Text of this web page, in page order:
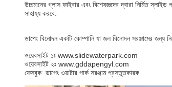
উচ্চমানের গ্লাস ফাইবার এবং বিশেষজ্ঞদের দ্বারা নির্মিত
সাহায্য করবে.
ডাপেং বিনোদন একটি কোম্পানি যা জল বিনোদন সরঞ্জামের জন্য
ওয়েবসাইট ১ঃ www.slidewaterpark.com
ওয়েবসাইট ২ঃ www.gddapengyl.com
ফেসবুক: ডাপেং ওয়াটার পার্ক সরঞ্জাম প্রস্তুতকারক